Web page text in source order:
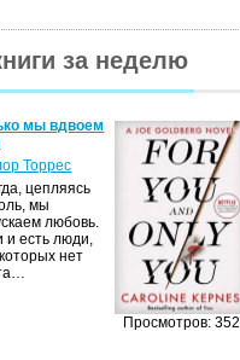
за неделю
мы вдвоем
Торрес
цепляясь
мы
любовь.
и есть люди,
нет
Просмотров: 352